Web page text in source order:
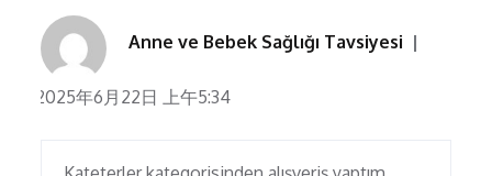
Anne ve Bebek Sağlığı Tavsiyesi
2025年6月22日 上午5:34